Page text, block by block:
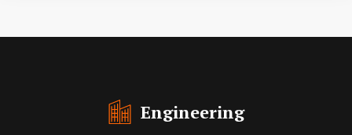
Engineering